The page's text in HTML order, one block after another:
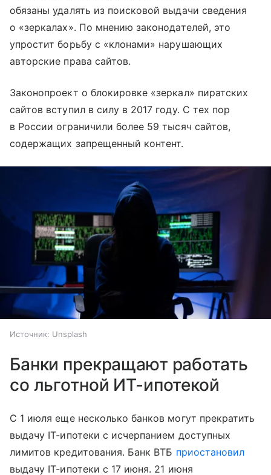
обязаны удалять из поисковой выдачи сведения
о «зеркалах». По мнению законодателей, это
упростит борьбу с «клонами» нарушающих
авторские права сайтов.
Законопроект о блокировке «зеркал» пиратских
сайтов вступил в силу в 2017 году. С тех пор
в России ограничили более 59 тысяч сайтов,
содержащих запрещенный контент.
Источник: Unsplash
Банки прекращают работать
со льготной ИТ-ипотекой
С 1 июля еще несколько банков могут прекратить
выдачу IT-ипотеки с исчерпанием доступных
лимитов кредитования. Банк ВТБ приостановил
выдачу IT-ипотеки с 17 июня. 21 июня